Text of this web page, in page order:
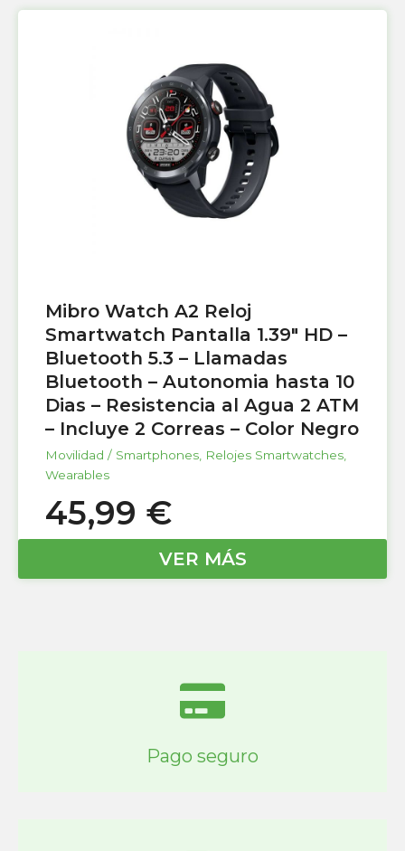
Mibro Watch A2 Reloj
Smartwatch Pantalla 1.39″ HD –
Bluetooth 5.3 – Llamadas
Bluetooth – Autonomia hasta 10
Dias – Resistencia al Agua 2 ATM
– Incluye 2 Correas – Color Negro
Movilidad / Smartphones, Relojes Smartwatches,
Wearables
45,99 €
VER MÁS
Pago seguro